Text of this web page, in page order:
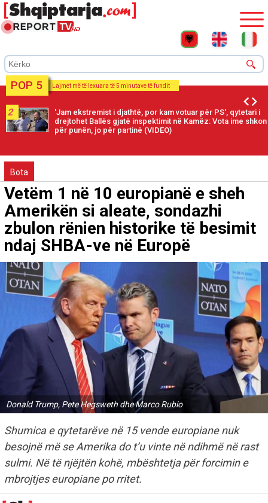
POP 5 Lajmet më të lexuara të 5 minutave të fundit
2
'Jam ekstremist i djathtë, por kam votuar për PS', qytetari i
drejtohet Ballës gjatë inspektimit në Kamëz: Vota ime shkon
për punën, jo për partinë (VIDEO)
Bota
Vetëm 1 në 10 europianë e sheh
Amerikën si aleate, sondazhi
zbulon rënien historike të besimit
ndaj SHBA-ve në Europë
Donald Trump, Pete Hegsweth dhe Marco Rubio
Shumica e qytetarëve në 15 vende europiane nuk
besojnë më se Amerika do t’u vinte në ndihmë në rast
sulmi. Në të njëjtën kohë, mbështetja për forcimin e
mbrojtjes europiane po rritet.